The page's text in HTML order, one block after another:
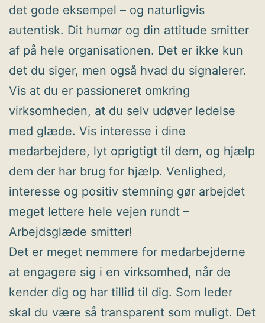
det gode eksempel – og naturligvis
autentisk. Dit humør og din attitude smitter
af på hele organisationen. Det er ikke kun
det du siger, men også hvad du signalerer.
Vis at du er passioneret omkring
virksomheden, at du selv udøver ledelse
med glæde. Vis interesse i dine
medarbejdere, lyt oprigtigt til dem, og hjælp
dem der har brug for hjælp. Venlighed,
interesse og positiv stemning gør arbejdet
meget lettere hele vejen rundt –
Arbejdsglæde smitter!
Det er meget nemmere for medarbejderne
at engagere sig i en virksomhed, når de
kender dig og har tillid til dig. Som leder
skal du være så transparent som muligt. Det